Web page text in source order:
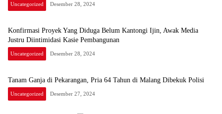
Uncategorized Desember 28, 2024
Konfirmasi Proyek Yang Diduga Belum Kantongi Ijin, Awak Media
Justru Diintimidasi Kasie Pembangunan
Uncategorized Desember 28, 2024
Tanam Ganja di Pekarangan, Pria 64 Tahun di Malang Dibekuk Polisi
Uncategorized Desember 27, 2024